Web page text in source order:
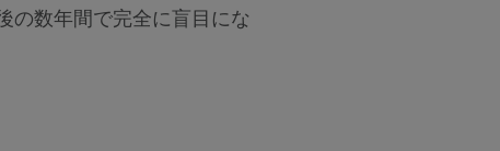
の数年間で完全に盲目にな